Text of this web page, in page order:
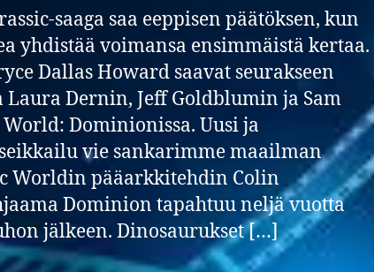
saaga saa eeppisen päätöksen, kun
yhdistää voimansa ensimmäistä kertaa.
Dallas Howard saavat seurakseen
Dernin, Jeff Goldblumin ja Sam
Dominionissa. Uusi ja
vie sankarimme maailman
Worldin pääarkkitehdin Colin
Dominion tapahtuu neljä vuotta
jälkeen. Dinosaurukset […]